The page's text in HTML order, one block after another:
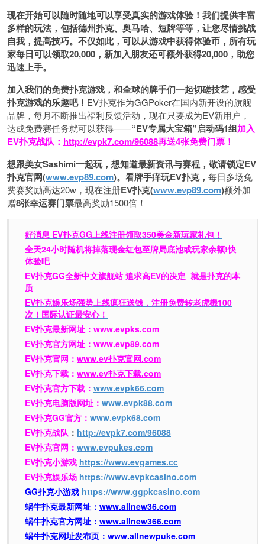
现在开始可以随时随地可以享受真实的游戏体验！我们提供丰富
多样的玩法，包括德州扑克、奥马哈、短牌等等，让您尽情挑战
自我，提高技巧。不仅如此， 可以从游戏中获得体验币，所有玩
家每日可以领取20,000，新加入朋友还可额外获得20,000，助您
迅速上手。
加入我们的免费扑克游戏，和全球的牌手们一起切磋技艺，感受
扑克游戏的乐趣吧！ EV扑克作为GGPoker在国内新开设的旗舰
品牌，每月不断推出福利反馈活动，现在只要成为EV新用户，
达成免费赛任务就可以获得——“EV专属大宝箱”启动码1组加入
EV扑克战队： http://evpk7.com/96088再送4张免费门票！
想跟美女Sashimi一起玩， 想知道最新资讯与赛程， 敬请锁定EV
扑克官网(www.evp89.com)。 看牌手痒玩EV扑克， 每日多场免
费赛奖励高达20w，现在注册EV扑克(www.evp89.com)额外加
赠8张幸运赛门票最高奖励1500倍！
好消息 EV扑克GG上线注册领取350美金新玩家礼包！
全天24小时随机将掉落现金红包至牌局底池或玩家余额!快
体验吧
EV扑克GG全新中文旗舰站追求高EV的决定 就是扑克的本
质
EV扑克娱乐场强势上线疯狂送钱，注册免费转老虎機100
次！国际认证最安心！
EV扑克最新网址： www.evpks.com
EV扑克官方网址： www.evp89.com
EV扑克官网： www.ev扑克官网.com
EV扑克下载： www.ev扑克下载.com
EV扑克官方下载： www.evpk66.com
EV扑克电脑版网址： www.evpk88.com
EV扑克GG官方： www.evpk68.com
EV扑克战队 ： http://evpk7.com/96088
EV扑克官网： www.evpukes.com
EV扑克小游戏 https://www.evgames.cc
EV扑克娱乐场 https://www.evpkcasino.com
GG扑克小游戏 https://www.ggpkcasino.com
蜗牛扑克最新网址： www.allnew36.com
蜗牛扑克官方网址： www.allnew366.com
蜗牛扑克网址发布页： www.allnewpuke.com